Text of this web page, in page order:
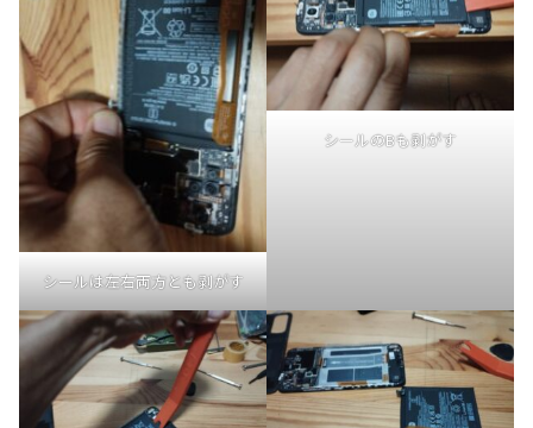
シールは左右両方とも剥がす
シールのBも剥がす